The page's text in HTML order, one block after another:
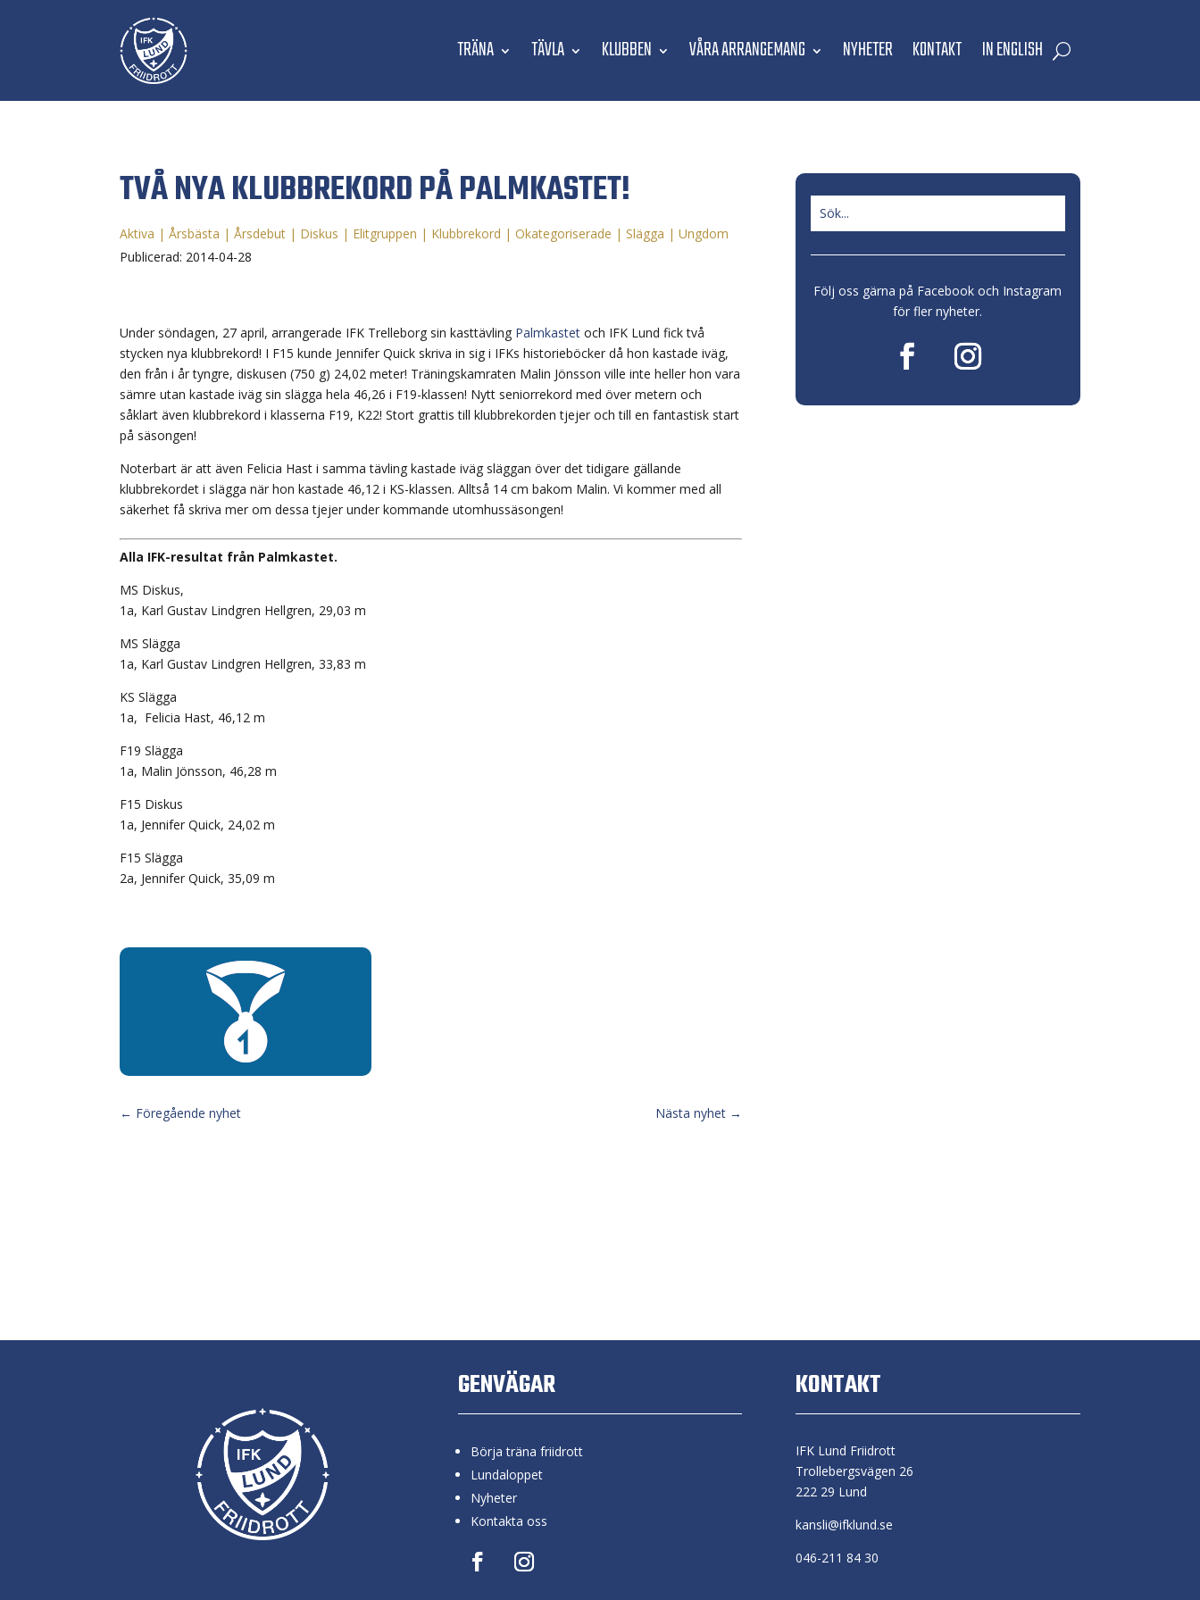
TRÄNA TÄVLA KLUBBEN VÅRA ARRANGEMANG NYHETER KONTAKT IN ENGLISH
TVÅ NYA KLUBBREKORD PÅ PALMKASTET!
Aktiva |Årsbästa |Årsdebut | Diskus | Elitgruppen | Klubbrekord |Okategoriserade |Slägga |Ungdom
Publicerad: 2014-04-28
Under söndagen, 27 april, arrangerade IFK Trelleborg sin kasttävling Palmkastet och IFK Lund fick två
stycken nya klubbrekord! I F15 kunde Jennifer Quick skriva in sig i IFKs historieböcker då hon kastade iväg,
den från i år tyngre, diskusen (750 g) 24,02 meter! Träningskamraten Malin Jönsson ville inte heller hon vara
sämre utan kastade iväg sin slägga hela 46,26 i F19-klassen! Nytt seniorrekord med över metern och
såklart även klubbrekord i klasserna F19, K22! Stort grattis till klubbrekorden tjejer och till en fantastisk start
på säsongen!
Noterbart är att även Felicia Hast i samma tävling kastade iväg släggan över det tidigare gällande
klubbrekordet i slägga när hon kastade 46,12 i KS-klassen. Alltså 14 cm bakom Malin. Vi kommer med all
säkerhet få skriva mer om dessa tjejer under kommande utomhussäsongen!
Alla IFK-resultat från Palmkastet.
MS Diskus,
1a, Karl Gustav Lindgren Hellgren, 29,03 m
MS Slägga
1a, Karl Gustav Lindgren Hellgren, 33,83 m
KS Slägga
1a, Felicia Hast, 46,12 m
F19 Slägga
1a, Malin Jönsson, 46,28 m
F15 Diskus
1a, Jennifer Quick, 24,02 m
F15 Slägga
2a, Jennifer Quick, 35,09 m
← Föregående nyhet Nästa nyhet →
Följ oss gärna på Facebook och Instagram
för fler nyheter.
GENVÄGAR
Börja träna friidrott
Lundaloppet
Nyheter
Kontakta oss
KONTAKT
IFK Lund Friidrott
Trollebergsvägen 26
222 29 Lund
kansli@ifklund.se
046-211 84 30